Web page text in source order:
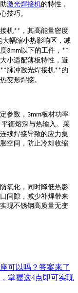
激光焊接机的特性，
技巧。
机** ，其高能量密度
大幅缩小热影响区，减
3mm以下的工件， **
小适配薄板特性，避
**脉冲激光焊接机**的
变形焊接。
参数， 3mm板材功率
平衡熔深与热输入。采
续焊接导致的应力集
空间，防止冷却收缩
氧化，同时降低热影
间隙，减少补焊带来
现不锈钢高质量无变
可以吗？答案来了
掌握这4点即可实现